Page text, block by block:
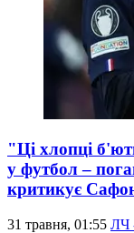
"Ці хлопці
у футбол –
критикує
31 травня, 01:55 ЛЧ